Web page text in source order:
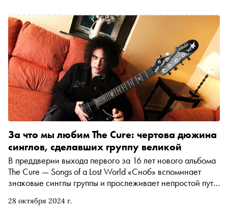
28 октября 2024 г.
За что мы любим The Cure: чертова дюжина
синглов, сделавших группу великой
В преддверии выхода первого за 16 лет нового альбома
The Cure — Songs of a Lost World «Сноб» вспоминает
знаковые синглы группы и прослеживает непростой путь,
полвека карьеры